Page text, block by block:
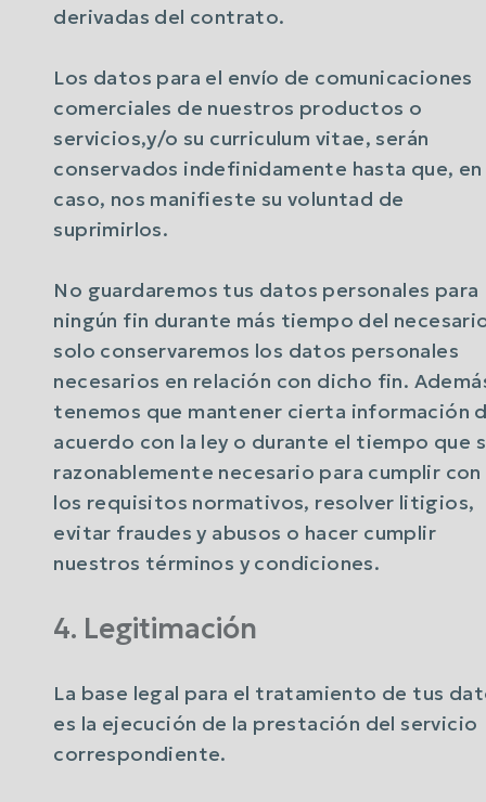
derivadas del contrato.
Los datos para el envío de comunicaciones
comerciales de nuestros productos o
servicios,y/o su curriculum vitae, serán
conservados indefinidamente hasta que, en
caso, nos manifieste su voluntad de
suprimirlos.
No guardaremos tus datos personales para
ningún fin durante más tiempo del
solo conservaremos los datos personales
necesarios en relación con dicho fin.
tenemos que mantener cierta información
acuerdo con la ley o durante el tiempo que
razonablemente necesario para cumplir con
los requisitos normativos, resolver litigios,
evitar fraudes y abusos o hacer cumplir
nuestros términos y condiciones.
4. Legitimación
La base legal para el tratamiento de tus
es la ejecución de la prestación del servicio
correspondiente.